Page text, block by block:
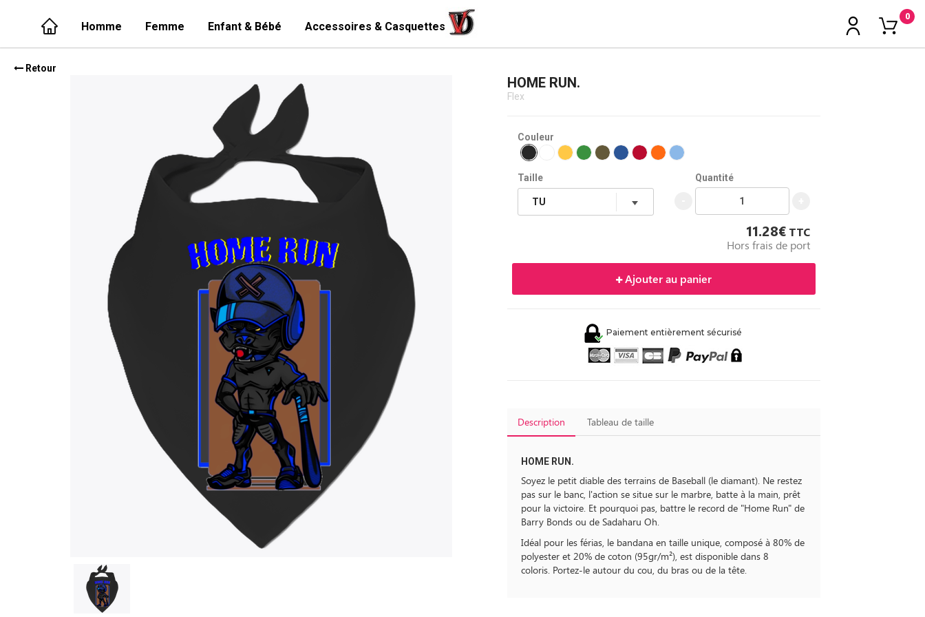
Homme Femme Enfant & Bébé Accessoires & Casquettes
0
Retour
HOME RUN.
Flex
Couleur
Taille Quantité
11.28€ TTC
Hors frais de port
Ajouter au panier
Paiement entièrement sécurisé
Description Tableau de taille
HOME RUN.
Soyez le petit diable des terrains de Baseball (le diamant). Ne restez
pas sur le banc, l'action se situe sur le marbre, batte à la main, prêt
pour la victoire. Et pourquoi pas, battre le record de "Home Run" de
Barry Bonds ou de Sadaharu Oh.
Idéal pour les férias, le bandana en taille unique, composé à 80% de
polyester et 20% de coton (95gr/m²), est disponible dans 8
coloris. Portez-le autour du cou, du bras ou de la tête.